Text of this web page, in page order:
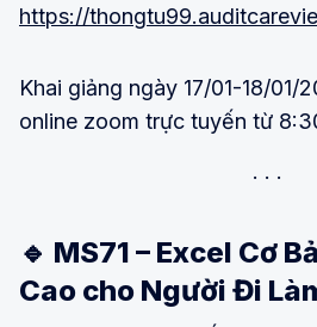
https://
Khai giảng ngày 17/01-18/01/
online zoom trực tuyến từ
🔹 MS71 – Excel Cơ
Cao cho Người Đi